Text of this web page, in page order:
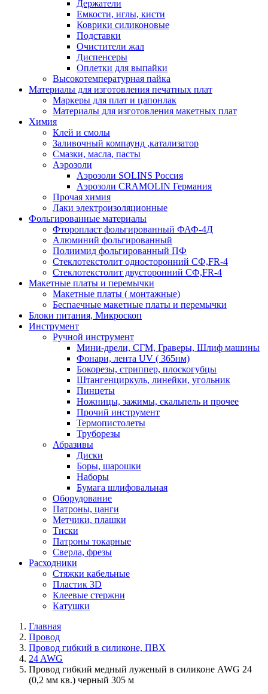
Держатели
Емкости, иглы, кисти
Коврики силиконовые
Подставки
Очистители жал
Диспенсеры
Оплетки для выпайки
Высокотемпературная пайка
Материалы для изготовления печатных плат
Маркеры для плат и цапонлак
Материалы для изготовления макетных плат
Химия
Клей и смолы
Заливочный компаунд ,катализатор
Смазки, масла, пасты
Аэрозоли
Аэрозоли SOLINS Россия
Аэрозоли CRAMOLIN Германия
Прочая химия
Лаки электроизоляционные
Фольгированные материалы
Фторопласт фольгированный ФАФ-4Д
Алюминий фольгированный
Полиимид фольгированный ПФ
Стеклотекстолит односторонний CФ,FR-4
Стеклотекстолит двусторонний СФ,FR-4
Макетные платы и перемычки
Макетные платы ( монтажные)
Беспаечные макетные платы и перемычки
Блоки питания, Микроскоп
Инструмент
Ручной инструмент
Мини-дрели, СГМ, Граверы, Шлиф машины
Фонари, лента UV ( 365нм)
Бокорезы, cтриппер, плоскогубцы
Штангенциркуль, линейки, угольник
Пинцеты
Ножницы, зажимы, скальпель и прочее
Прочий инструмент
Термопистолеты
Труборезы
Абразивы
Диски
Боры, шарошки
Наборы
Бумага шлифовальная
Оборудование
Патроны, цанги
Метчики, плашки
Тиски
Патроны токарные
Сверла, фрезы
Расходники
Стяжки кабельные
Пластик 3D
Клеевые стержни
Катушки
Главная
Провод
Провод гибкий в силиконе, ПВХ
24 AWG
Провод гибкий медный луженый в силиконе AWG 24
(0,2 мм кв.) черный 305 м